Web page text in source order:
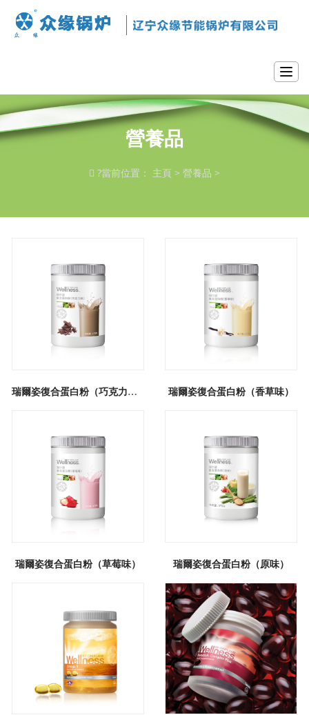
T
o
g
l
營養品
?當前位置： 主頁> 營養品 >
瑞爾姿復合蛋白粉（巧克力味） 瑞爾姿復合蛋白粉（香草味）
瑞爾姿復合蛋白粉（草莓味） 瑞爾姿復合蛋白粉（原味）